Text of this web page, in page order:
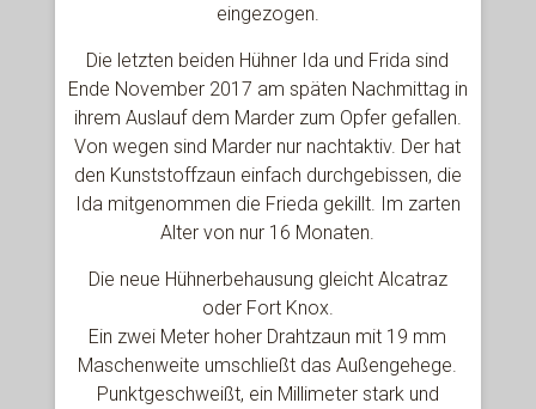
eingezogen.
Die letzten beiden Hühner Ida und Frida sind
Ende November 2017 am späten Nachmittag in
ihrem Auslauf dem Marder zum Opfer gefallen.
Von wegen sind Marder nur nachtaktiv. Der hat
den Kunststoffzaun einfach durchgebissen, die
Ida mitgenommen die Frieda gekillt. Im zarten
Alter von nur 16 Monaten.
Die neue Hühnerbehausung gleicht Alcatraz
oder Fort Knox.
Ein zwei Meter hoher Drahtzaun mit 19 mm
Maschenweite umschließt das Außengehege.
Punktgeschweißt, ein Millimeter stark und